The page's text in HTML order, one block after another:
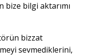
bize bilgi aktarımı
bizzat
sevmediklerini,